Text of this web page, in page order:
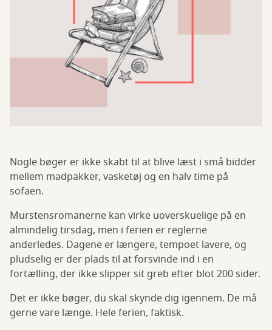
Nogle bøger er ikke skabt til at blive læst i små bidder
mellem madpakker, vasketøj og en halv time på
sofaen.
Murstensromanerne kan virke uoverskuelige på en
almindelig tirsdag, men i ferien er reglerne
anderledes. Dagene er længere, tempoet lavere, og
pludselig er der plads til at forsvinde ind i en
fortælling, der ikke slipper sit greb efter blot 200 sider.
Det er ikke bøger, du skal skynde dig igennem. De må
gerne vare længe. Hele ferien, faktisk.